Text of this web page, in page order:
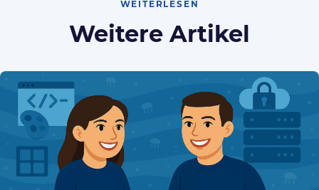
WEITERLESEN
Weitere Artikel